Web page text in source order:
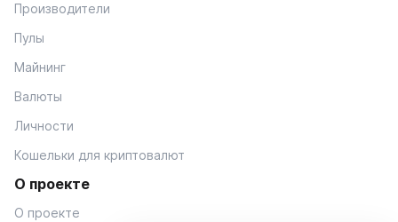
Производители
Пулы
Майнинг
Валюты
Личности
Кошельки для криптовалют
О проекте
О проекте